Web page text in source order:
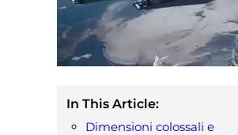
In This Article:
Dimensioni colossali e